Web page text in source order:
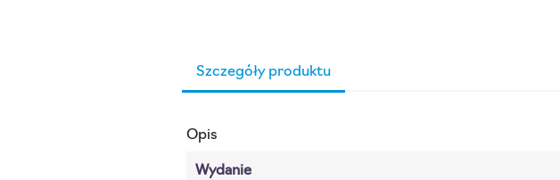
Szczegóły produktu
Opis
Wydanie